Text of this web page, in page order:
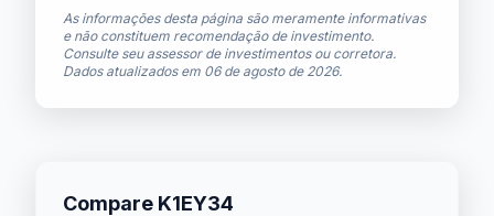
As informações desta página são meramente informativas
e não constituem recomendação de investimento.
Consulte seu assessor de investimentos ou corretora.
Dados atualizados em 06 de agosto de 2026.
Compare K1EY34